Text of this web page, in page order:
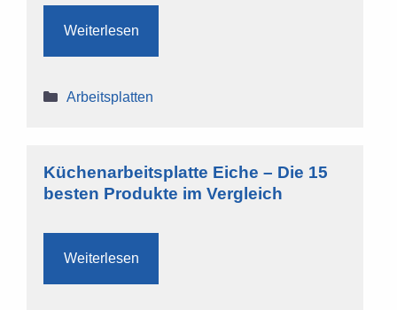
Weiterlesen
Kategorien
Arbeitsplatten
Küchenarbeitsplatte Eiche – Die 15
besten Produkte im Vergleich
Weiterlesen